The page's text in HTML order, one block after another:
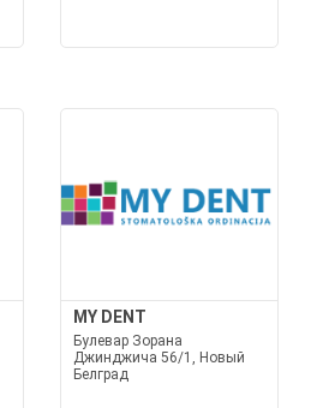
MY DENT
Булевар Зорана
Джинджича 56/1, Новый
Белград